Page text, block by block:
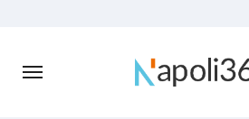
content